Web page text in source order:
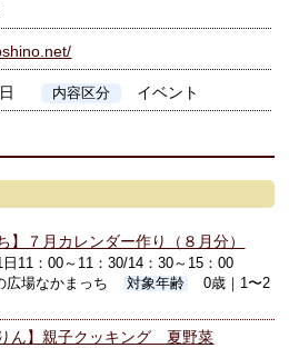
内容区分 イベント
】７月カレンダー作り（８月分）
11：00～11：30/14：30～15：00
広場なかまっち 対象年齢
0歳｜1〜2
りん】親子クッキング 夏野菜